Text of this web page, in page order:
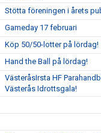
Stötta föreningen i årets
Gameday 17 februari
Köp 50/50-lotter på lördag!
Hand the Ball på lördag!
VästeråsIrsta HF
Västerås Idrottsgala!